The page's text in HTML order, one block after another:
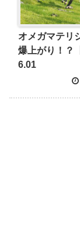
オメガマテリ
爆上がり！？
6.01